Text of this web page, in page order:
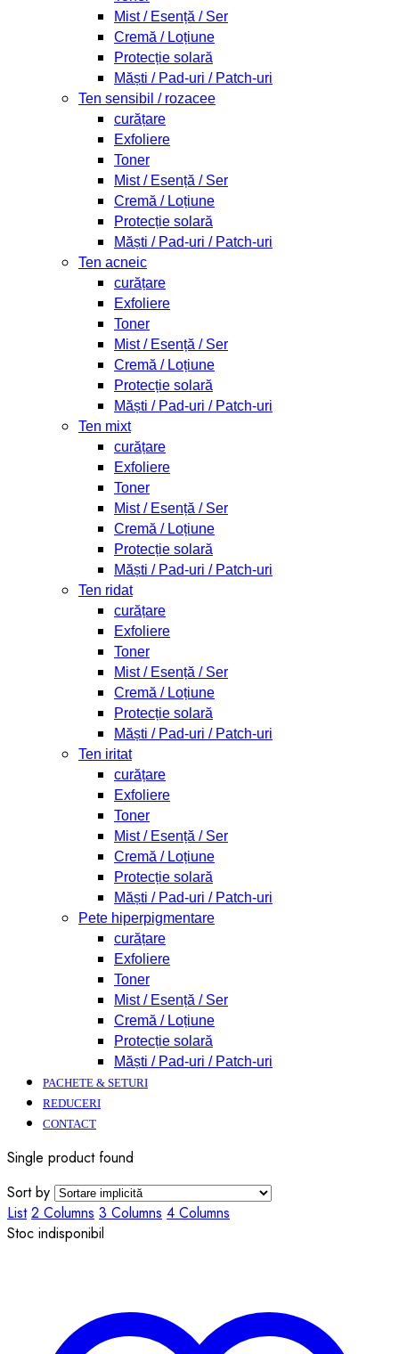
Mist / Esență / Ser
Cremă / Loțiune
Protecție solară
Măști / Pad-uri / Patch-uri
Ten sensibil / rozacee
curățare
Exfoliere
Toner
Mist / Esență / Ser
Cremă / Loțiune
Protecție solară
Măști / Pad-uri / Patch-uri
Ten acneic
curățare
Exfoliere
Toner
Mist / Esență / Ser
Cremă / Loțiune
Protecție solară
Măști / Pad-uri / Patch-uri
Ten mixt
curățare
Exfoliere
Toner
Mist / Esență / Ser
Cremă / Loțiune
Protecție solară
Măști / Pad-uri / Patch-uri
Ten ridat
curățare
Exfoliere
Toner
Mist / Esență / Ser
Cremă / Loțiune
Protecție solară
Măști / Pad-uri / Patch-uri
Ten iritat
curățare
Exfoliere
Toner
Mist / Esență / Ser
Cremă / Loțiune
Protecție solară
Măști / Pad-uri / Patch-uri
Pete hiperpigmentare
curățare
Exfoliere
Toner
Mist / Esență / Ser
Cremă / Loțiune
Protecție solară
Măști / Pad-uri / Patch-uri
PACHETE & SETURI
REDUCERI
CONTACT
Single product found
Sort by
List 2 Columns 3 Columns 4 Columns
Stoc indisponibil